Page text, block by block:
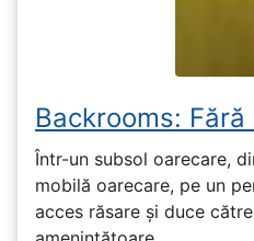
Backrooms:
Într-un subsol oarecare,
mobilă oarecare, pe un
acces răsare și duce